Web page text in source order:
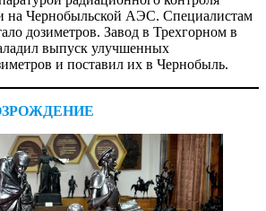
на Чернобыльской АЭС. Специалистам
дозиметров. Завод в Трехгорном в
выпуск улучшенных
и поставил их в Чернобыль.